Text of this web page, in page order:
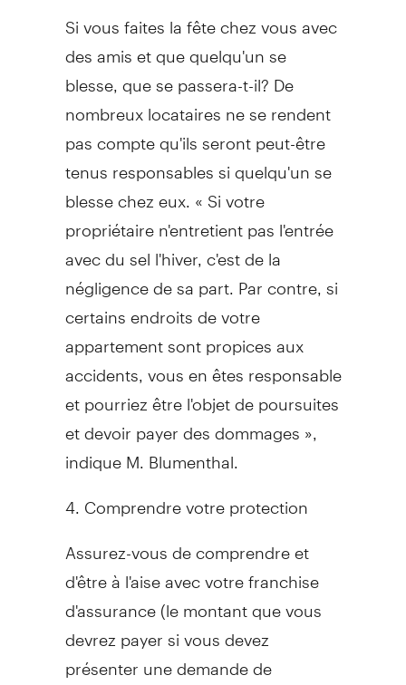
Si vous faites la fête chez vous avec
des amis et que quelqu'un se
blesse, que se passera-t-il? De
nombreux locataires ne se rendent
pas compte qu'ils seront peut-être
tenus responsables si quelqu'un se
blesse chez eux. « Si votre
propriétaire n'entretient pas l'entrée
avec du sel l'hiver, c'est de la
négligence de sa part. Par contre, si
certains endroits de votre
appartement sont propices aux
accidents, vous en êtes responsable
et pourriez être l'objet de poursuites
et devoir payer des dommages »,
indique M. Blumenthal.
4. Comprendre votre protection
Assurez-vous de comprendre et
d'être à l'aise avec votre franchise
d'assurance (le montant que vous
devrez payer si vous devez
présenter une demande de